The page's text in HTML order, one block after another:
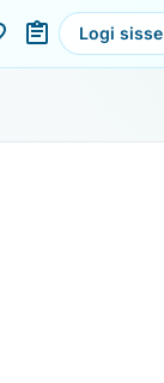
Logi sisse